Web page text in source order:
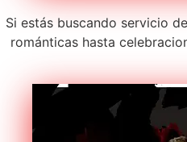
Si estás buscando servicio
románticas hasta